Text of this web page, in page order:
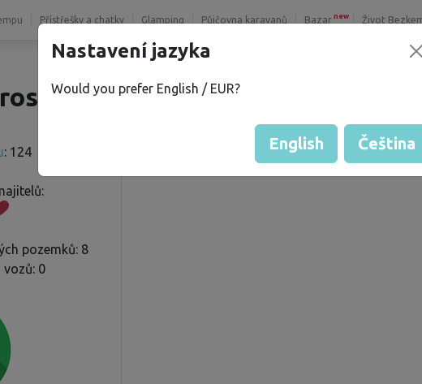
Přístřešky a chatky Glamping Půjčovna karavanů Bazar new Život
Z.
: 124
pozemků: 8
vozů: 0
Hodnocení pozemků
Nastavení jazyka
Would you prefer English / EUR?
English Čeština